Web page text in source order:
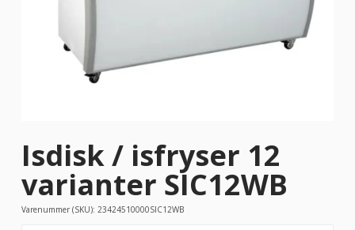
Isdisk / isfryser 12
varianter SIC12WB
Varenummer (SKU): 23424510000SIC12WB